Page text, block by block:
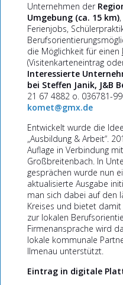
Unternehmen der
Umgebung (ca. 15 km)
Ferienjobs,
die Möglichkeit für einen
(Visitenkarteneintrag
Interessierte
bei Steffen Janik, J&B
21 67 4882 o. 036781-
komet@gmx.de
Entwickelt wurde die
„Ausbildung & Arbeit“.
Auflage in Verbindung
Großbreitenbach. In
gesprächen wurde nun
aktualisierte Ausgabe
man sich dabei auf den
Kreises und bietet
zur lokalen
Firmenansprache wird
lokale kommunale
Ilmenau unterstützt.
Eintrag in digitale